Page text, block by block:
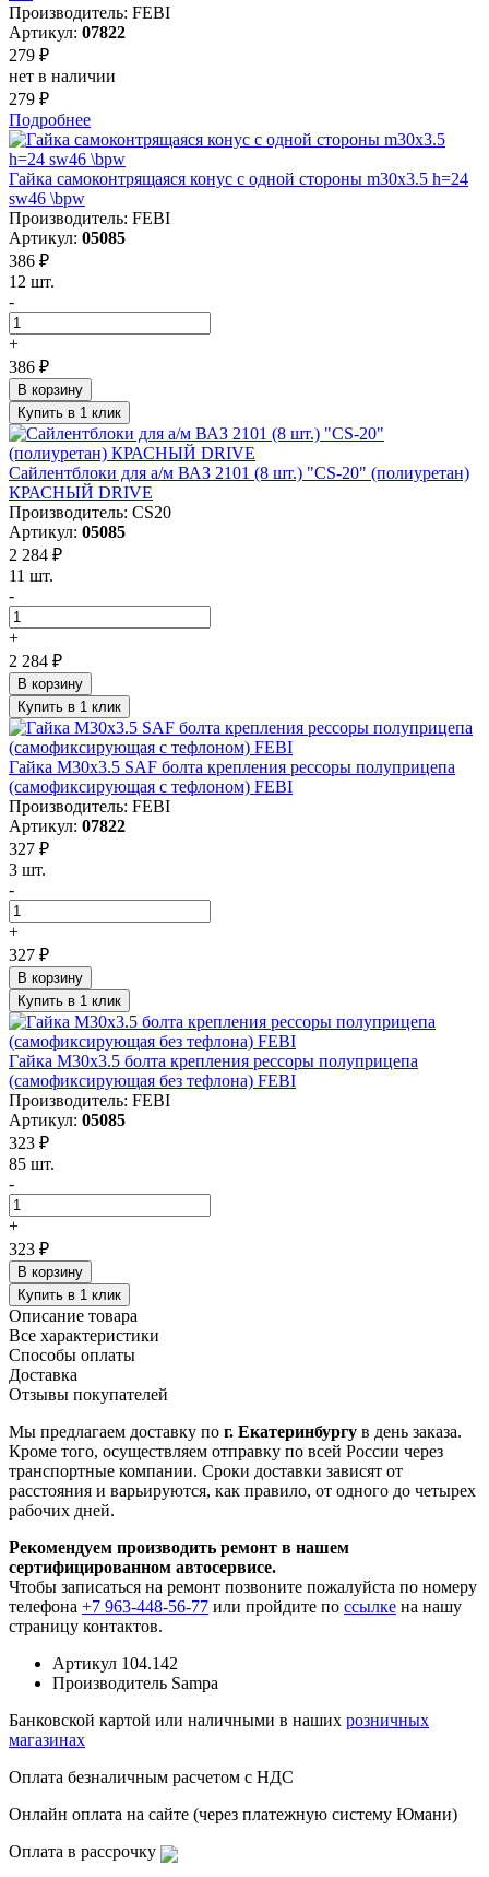
Производитель: FEBI
Артикул: 07822
279 ₽
нет в наличии
279 ₽
Подробнее
Гайка самоконтрящаяся конус с одной стороны m30x3.5 h=24
sw46 \bpw
Производитель: FEBI
Артикул: 05085
386 ₽
12 шт.
-
+
386 ₽
В корзину
Купить в 1 клик
Сайлентблоки для а/м ВАЗ 2101 (8 шт.) "СS-20" (полиуретан)
КРАСНЫЙ DRIVE
Производитель: CS20
Артикул: 05085
2 284 ₽
11 шт.
-
+
2 284 ₽
В корзину
Купить в 1 клик
Гайка М30х3.5 SAF болта крепления рессоры полуприцепа
(самофиксирующая с тефлоном) FEBI
Производитель: FEBI
Артикул: 07822
327 ₽
3 шт.
-
+
327 ₽
В корзину
Купить в 1 клик
Гайка М30x3.5 болта крепления рессоры полуприцепа
(самофиксирующая без тефлона) FEBI
Производитель: FEBI
Артикул: 05085
323 ₽
85 шт.
-
+
323 ₽
В корзину
Купить в 1 клик
Описание товара
Все характеристики
Способы оплаты
Доставка
Отзывы покупателей
Мы предлагаем доставку по г. Екатеринбургу в день заказа.
Кроме того, осуществляем отправку по всей России через
транспортные компании. Сроки доставки зависят от
расстояния и варьируются, как правило, от одного до четырех
рабочих дней.
Рекомендуем производить ремонт в нашем
сертифицированном автосервисе.
Чтобы записаться на ремонт позвоните пожалуйста по номеру
телефона +7 963-448-56-77 или пройдите по ссылке на нашу
страницу контактов.
Артикул 104.142
Производитель Sampa
Банковской картой или наличными в наших розничных
магазинах
Оплата безналичным расчетом с НДС
Онлайн оплата на сайте (через платежную систему Юмани)
Оплата в рассрочку